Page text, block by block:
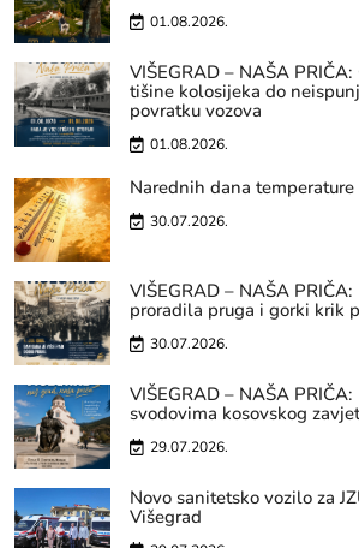
01.08.2026.
VIŠEGRAD – NAŠA
tišine kolosijeka do
povratku vozova
01.08.2026.
Narednih dana
30.07.2026.
VIŠEGRAD – NAŠA
proradila pruga i gorki krik
30.07.2026.
VIŠEGRAD – NAŠA
svodovima kosovskog
29.07.2026.
Novo sanitetsko vozilo za
Višegrad